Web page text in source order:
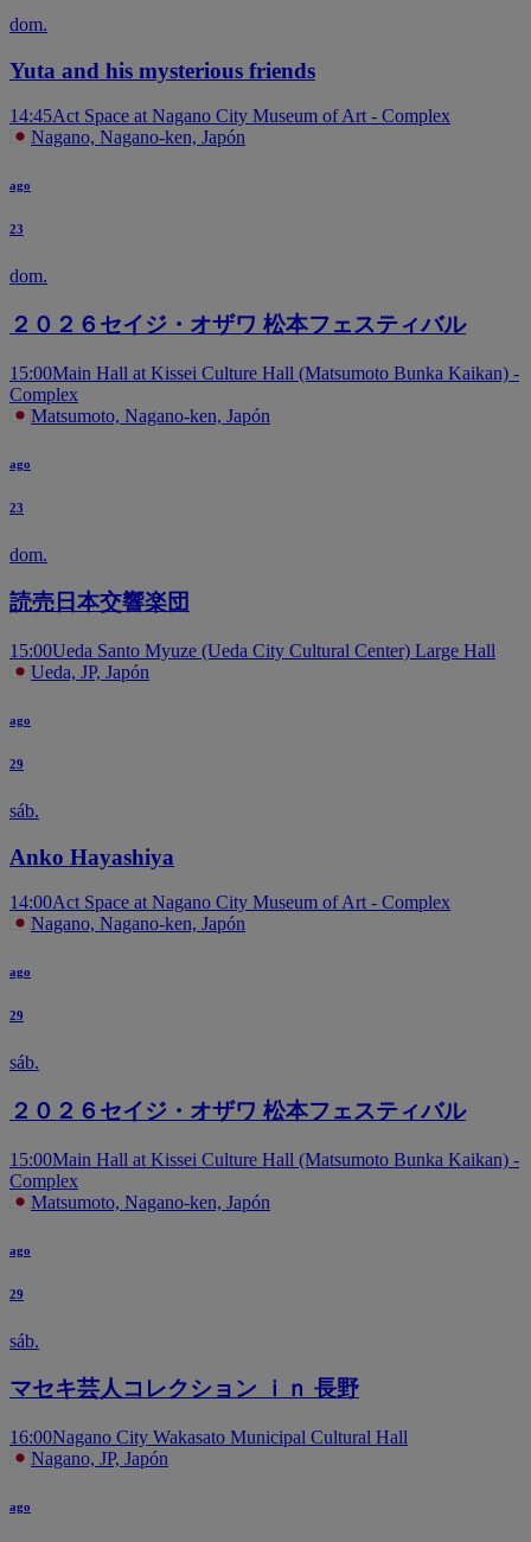
dom.
Yuta and his mysterious friends
14:45Act Space at Nagano City Museum of Art - Complex
Nagano, Nagano-ken, Japón
ago
23
dom.
２０２６セイジ・オザワ 松本フェスティバル
15:00Main Hall at Kissei Culture Hall (Matsumoto Bunka Kaikan) -
Complex
Matsumoto, Nagano-ken, Japón
ago
23
dom.
読売日本交響楽団
15:00Ueda Santo Myuze (Ueda City Cultural Center) Large Hall
Ueda, JP, Japón
ago
29
sáb.
Anko Hayashiya
14:00Act Space at Nagano City Museum of Art - Complex
Nagano, Nagano-ken, Japón
ago
29
sáb.
２０２６セイジ・オザワ 松本フェスティバル
15:00Main Hall at Kissei Culture Hall (Matsumoto Bunka Kaikan) -
Complex
Matsumoto, Nagano-ken, Japón
ago
29
sáb.
マセキ芸人コレクション ｉｎ 長野
16:00Nagano City Wakasato Municipal Cultural Hall
Nagano, JP, Japón
ago